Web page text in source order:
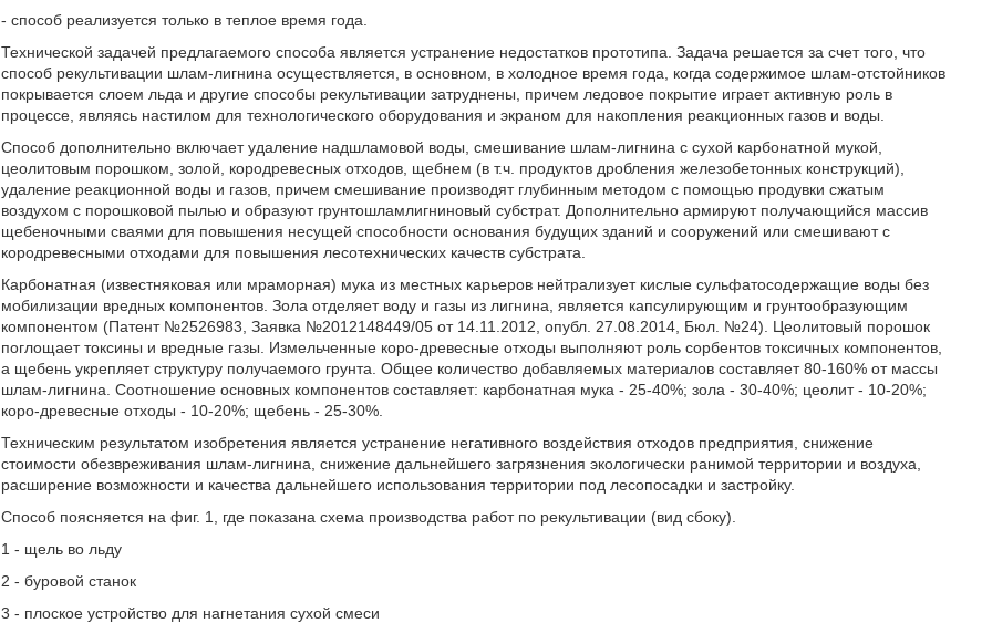
- способ реализуется только в теплое время года.
Технической задачей предлагаемого способа является устранение недостатков прототипа. Задача решается за счет того, что
способ рекультивации шлам-лигнина осуществляется, в основном, в холодное время года, когда содержимое шлам-отстойников
покрывается слоем льда и другие способы рекультивации затруднены, причем ледовое покрытие играет активную роль в
процессе, являясь настилом для технологического оборудования и экраном для накопления реакционных газов и воды.
Способ дополнительно включает удаление надшламовой воды, смешивание шлам-лигнина с сухой карбонатной мукой,
цеолитовым порошком, золой, кородревесных отходов, щебнем (в т.ч. продуктов дробления железобетонных конструкций),
удаление реакционной воды и газов, причем смешивание производят глубинным методом с помощью продувки сжатым
воздухом с порошковой пылью и образуют грунтошламлигниновый субстрат. Дополнительно армируют получающийся массив
щебеночными сваями для повышения несущей способности основания будущих зданий и сооружений или смешивают с
кородревесными отходами для повышения лесотехнических качеств субстрата.
Карбонатная (известняковая или мраморная) мука из местных карьеров нейтрализует кислые сульфатосодержащие воды без
мобилизации вредных компонентов. Зола отделяет воду и газы из лигнина, является капсулирующим и грунтообразующим
компонентом (Патент №2526983, Заявка №2012148449/05 от 14.11.2012, опубл. 27.08.2014, Бюл. №24). Цеолитовый порошок
поглощает токсины и вредные газы. Измельченные коро-древесные отходы выполняют роль сорбентов токсичных компонентов,
а щебень укрепляет структуру получаемого грунта. Общее количество добавляемых материалов составляет 80-160% от массы
шлам-лигнина. Соотношение основных компонентов составляет: карбонатная мука - 25-40%; зола - 30-40%; цеолит - 10-20%;
коро-древесные отходы - 10-20%; щебень - 25-30%.
Техническим результатом изобретения является устранение негативного воздействия отходов предприятия, снижение
стоимости обезвреживания шлам-лигнина, снижение дальнейшего загрязнения экологически ранимой территории и воздуха,
расширение возможности и качества дальнейшего использования территории под лесопосадки и застройку.
Способ поясняется на фиг. 1, где показана схема производства работ по рекультивации (вид сбоку).
1 - щель во льду
2 - буровой станок
3 - плоское устройство для нагнетания сухой смеси